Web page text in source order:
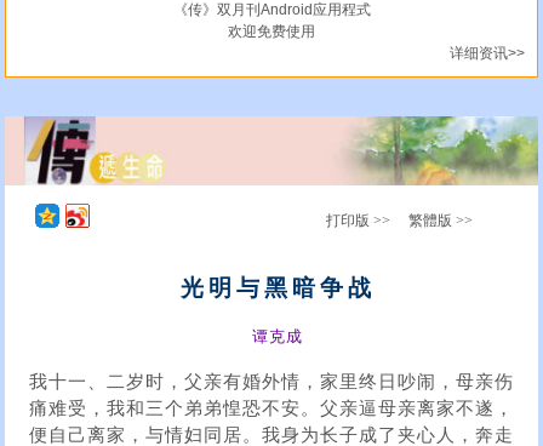
《传》双月刊Android应用程式
欢迎免费使用
详细资讯>>
打印版 >> 繁體版 >>
光明与黑暗争战
谭克成
我十一、二岁时，父亲有婚外情，家里终日吵闹，母亲伤
痛难受，我和三个弟弟惶恐不安。父亲逼母亲离家不遂，
便自己离家，与情妇同居。我身为长子成了夹心人，奔走